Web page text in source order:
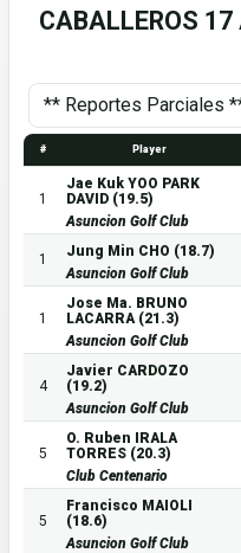
CABALLEROS 17
# Player
1
Jae Kuk YOO PARK
DAVID (19.5)
Asuncion Golf Club
1
Jung Min CHO (18.7)
Asuncion Golf Club
1
Jose Ma. BRUNO
LACARRA (21.3)
Asuncion Golf Club
4
Javier CARDOZO
(19.2)
Asuncion Golf Club
5
O. Ruben IRALA
TORRES (20.3)
Club Centenario
5
Francisco MAIOLI
(18.6)
Asuncion Golf Club